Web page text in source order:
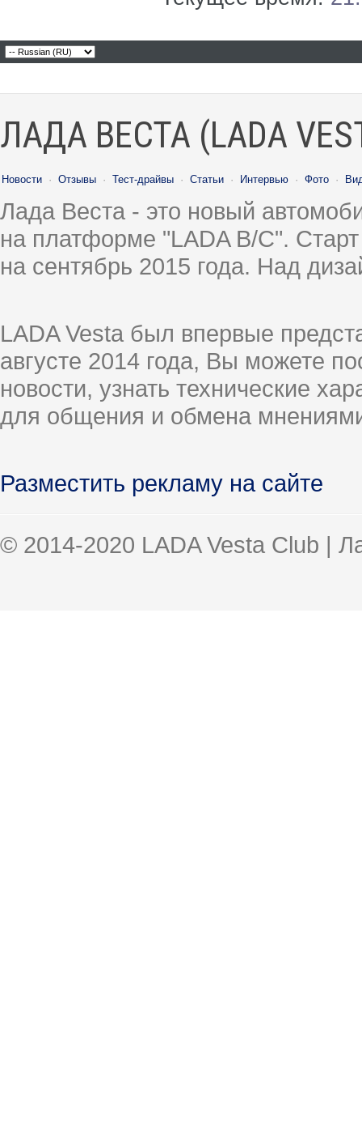
ЛАДА ВЕСТА (LADA
Новости · Отзывы · Тест-драйвы · Статьи · Интервью · Фото ·
Лада Веста - это новый
на платформе "LADA B/C".
на сентябрь 2015 года. Над
LADA Vesta был впервые
августе 2014 года, Вы можете
новости, узнать технические
для общения и обмена
Разместить рекламу на сайте
© 2014-2020 LADA Vesta Club |